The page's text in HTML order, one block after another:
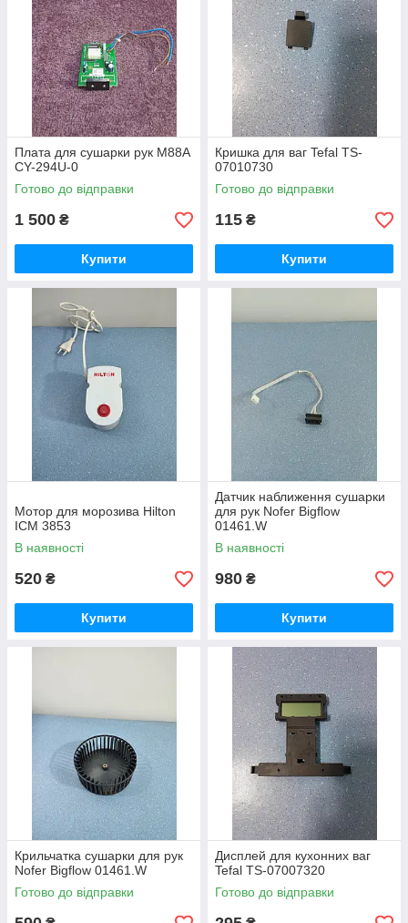
Плата для сушарки рук M88A
CY-294U-0
Готово до відправки
1 500 ₴
Купити
Кришка для ваг Tefal TS-
07010730
Готово до відправки
115 ₴
Купити
Мотор для морозива Hilton
ICM 3853
В наявності
520 ₴
Купити
Датчик наближення сушарки
для рук Nofer Bigflow
01461.W
В наявності
980 ₴
Купити
Крильчатка сушарки для рук
Nofer Bigflow 01461.W
Готово до відправки
Дисплей для кухонних ваг
Tefal TS-07007320
Готово до відправки